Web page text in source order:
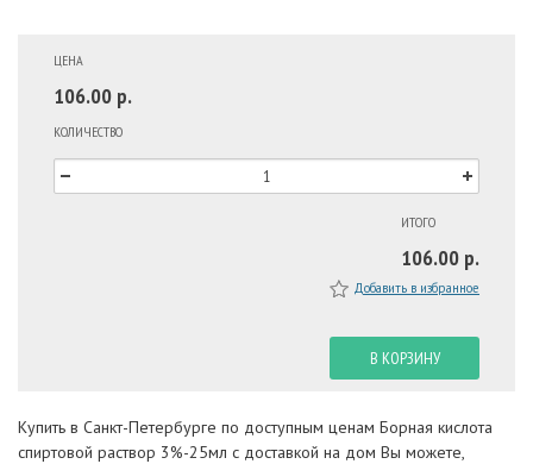
ЦЕНА
106.00 р.
КОЛИЧЕСТВО
ИТОГО
106.00 р.
Добавить в избранное
В КОРЗИНУ
Купить в Санкт-Петербурге по доступным ценам Борная кислота
спиртовой раствор 3%-25мл с доставкой на дом Вы можете,